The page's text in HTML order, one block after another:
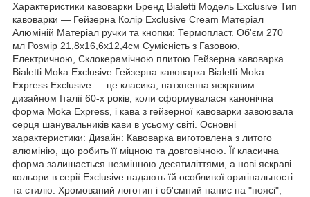
Характеристики кавоварки Бренд Bialetti Модель Exclusive Тип
кавоварки — Гейзерна Колір Exclusive Cream Матеріал
Алюміній Матеріал ручки та кнопки: Термопласт. Об'єм 270
мл Розмір 21,8х16,6х12,4см Сумісність з Газовою,
Електричною, Склокерамічною плитою Гейзерна кавоварка
Bialetti Moka Exclusive Гейзерна кавоварка Bialetti Moka
Express Exclusive — це класика, натхненна яскравим
дизайном Італії 60-х років, коли сформувалася канонічна
форма Moka Express, і кава з гейзерної кавоварки завоювала
серця шанувальників кави в усьому світі. Основні
характеристики: Дизайн: Кавоварка виготовлена з литого
алюмінію, що робить її міцною та довговічною. Її класична
форма залишається незмінною десятиліттями, а нові яскраві
кольори в серії Exclusive надають їй особливої оригінальності
та стилю. Хромований логотип і об'ємний напис на "поясі",